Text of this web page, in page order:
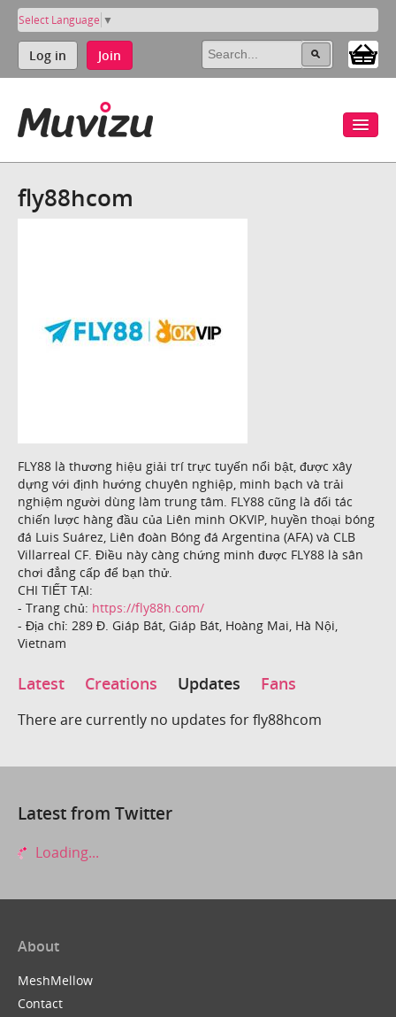
Select Language ▼
Log in Join
fly88hcom
FLY88 là thương hiệu giải trí trực tuyến nổi bật, được xây
dựng với định hướng chuyên nghiệp, minh bạch và trải
nghiệm người dùng làm trung tâm. FLY88 cũng là đối tác
chiến lược hàng đầu của Liên minh OKVIP, huyền thoại bóng
đá Luis Suárez, Liên đoàn Bóng đá Argentina (AFA) và CLB
Villarreal CF. Điều này càng chứng minh được FLY88 là sân
chơi đẳng cấp để bạn thử.
CHI TIẾT TẠI:
- Trang chủ: https://fly88h.com/
- Địa chỉ: 289 Đ. Giáp Bát, Giáp Bát, Hoàng Mai, Hà Nội,
Vietnam
Latest Creations Updates Fans
There are currently no updates for fly88hcom
Latest from Twitter
Loading...
About
MeshMellow
Contact